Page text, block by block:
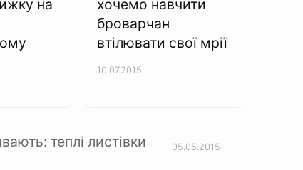
на
хочемо навчити
броварчан
втілювати свої мрії
10.07.2015
теплі листівки
05.05.2015